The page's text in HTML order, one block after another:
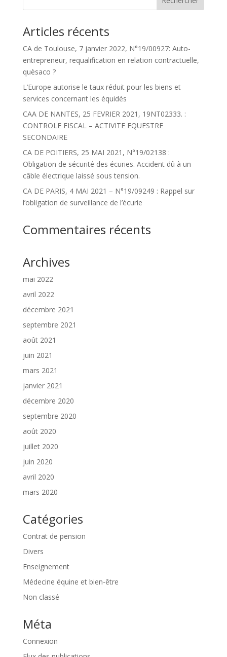
Articles récents
CA de Toulouse, 7 janvier 2022, N°19/00927: Auto-
entrepreneur, requalification en relation contractuelle,
quèsaco ?
L’Europe autorise le taux réduit pour les biens et
services concernant les équidés
CAA DE NANTES, 25 FEVRIER 2021, 19NT02333. :
CONTROLE FISCAL – ACTIVITE EQUESTRE
SECONDAIRE
CA DE POITIERS, 25 MAI 2021, N°19/02138 :
Obligation de sécurité des écuries. Accident dû à un
câble électrique laissé sous tension.
CA DE PARIS, 4 MAI 2021 – N°19/09249 : Rappel sur
l’obligation de surveillance de l’écurie
Commentaires récents
Archives
mai 2022
avril 2022
décembre 2021
septembre 2021
août 2021
juin 2021
mars 2021
janvier 2021
décembre 2020
septembre 2020
août 2020
juillet 2020
juin 2020
avril 2020
mars 2020
Catégories
Contrat de pension
Divers
Enseignement
Médecine équine et bien-être
Non classé
Méta
Connexion